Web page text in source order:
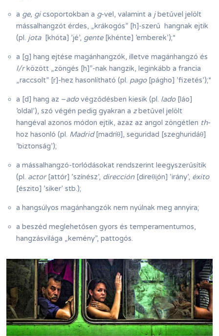
a ge, gicsoportokban a g-vel, valamint a jbetűvel jelölt
mássalhangzót érdes, „krákogós” [h]-szerű hangnak ejtik
(pl. jota[khóta] ’jé’, gente[khénte] ’emberek’);*
a [g] hang ejtése magánhangzók, illetve magánhangzó és
l/rközött „zöngés [h]”-nak hangzik, leginkább a francia
„raccsolt” [r]-hez hasonlítható (pl. pago[págho] ’fizetés’);*
a [d] hang az –adovégződésben kiesik (pl. lado[láo]
’oldal’), szó végén pedig gyakran a zbetűvel jelölt
hangéval azonos módon ejtik, azaz az angol zöngétlen th-
hoz hasonló (pl. Madrid[madríθ], seguridad [szeghuridáθ]
’biztonság’);
a mássalhangzó-torlódásokat rendszerint leegyszerűsítik
(pl. actor[attór] ’színész’, dirección[direθi̯ón] ’irány’, éxito
[észito] ’siker’ stb.);
a hangsúlyos magánhangzók nem nyúlnak meg annyira;
a beszéd meglehetősen gyors és temperamentumos,
hangzásvilága „kemény”, pattogós.